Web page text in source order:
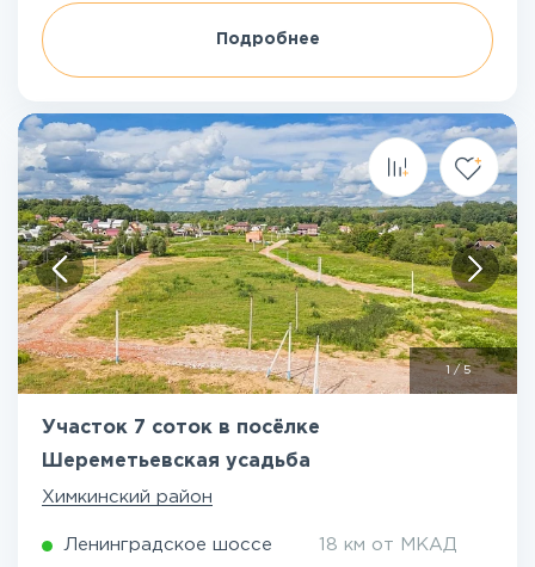
Подробнее
/ 5
Участок 7 соток в посёлке
Шереметьевская усадьба
Химкинский район
Ленинградское шоссе 18 км от МКАД